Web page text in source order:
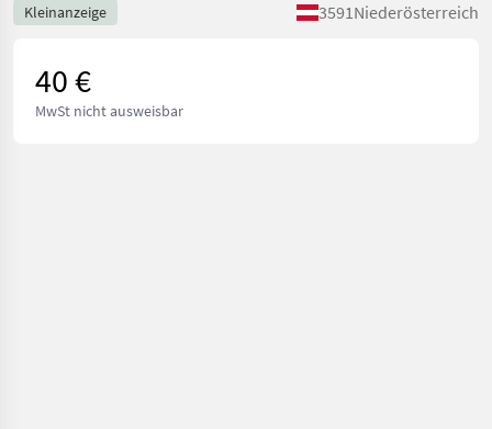
Kleinanzeige 3591Niederösterreich
40 €
MwSt nicht ausweisbar